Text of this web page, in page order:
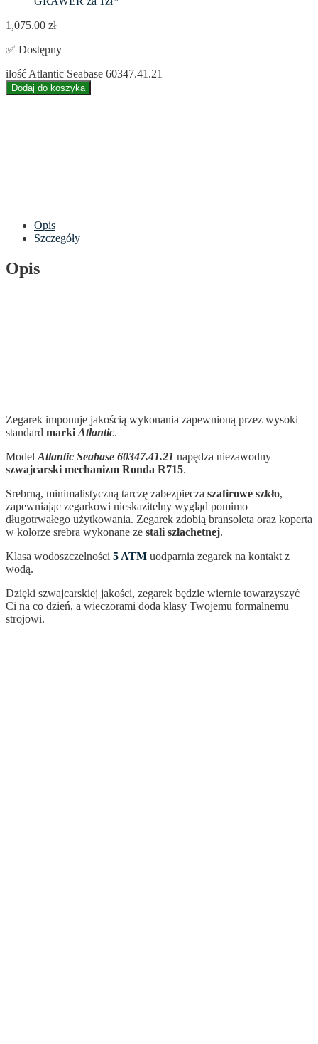
1,075.00 zł
✅ Dostępny
ilość Atlantic Seabase 60347.41.21
Dodaj do koszyka
Opis
Szczegóły
Opis
Zegarek imponuje jakością wykonania zapewnioną przez wysoki
standard marki Atlantic.
Model Atlantic Seabase 60347.41.21 napędza niezawodny
szwajcarski mechanizm Ronda R715.
Srebrną, minimalistyczną tarczę zabezpiecza szafirowe szkło,
zapewniając zegarkowi nieskazitelny wygląd pomimo
długotrwałego użytkowania. Zegarek zdobią bransoleta oraz koperta
w kolorze srebra wykonane ze stali szlachetnej.
Klasa wodoszczelności 5 ATM uodparnia zegarek na kontakt z
wodą.
Dzięki szwajcarskiej jakości, zegarek będzie wiernie towarzyszyć
Ci na co dzień, a wieczorami doda klasy Twojemu formalnemu
strojowi.